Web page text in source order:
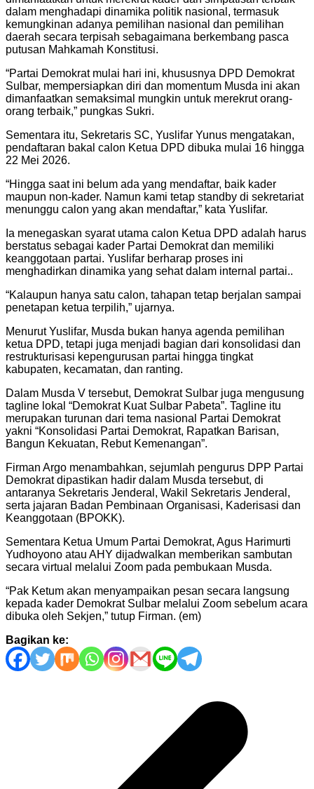
dalam menghadapi dinamika politik nasional, termasuk
kemungkinan adanya pemilihan nasional dan pemilihan
daerah secara terpisah sebagaimana berkembang pasca
putusan Mahkamah Konstitusi.
“Partai Demokrat mulai hari ini, khususnya DPD Demokrat
Sulbar, mempersiapkan diri dan momentum Musda ini akan
dimanfaatkan semaksimal mungkin untuk merekrut orang-
orang terbaik,” pungkas Sukri.
Sementara itu, Sekretaris SC, Yuslifar Yunus mengatakan,
pendaftaran bakal calon Ketua DPD dibuka mulai 16 hingga
22 Mei 2026.
“Hingga saat ini belum ada yang mendaftar, baik kader
maupun non-kader. Namun kami tetap standby di sekretariat
menunggu calon yang akan mendaftar,” kata Yuslifar.
Ia menegaskan syarat utama calon Ketua DPD adalah harus
berstatus sebagai kader Partai Demokrat dan memiliki
keanggotaan partai. Yuslifar berharap proses ini
menghadirkan dinamika yang sehat dalam internal partai..
“Kalaupun hanya satu calon, tahapan tetap berjalan sampai
penetapan ketua terpilih,” ujarnya.
Menurut Yuslifar, Musda bukan hanya agenda pemilihan
ketua DPD, tetapi juga menjadi bagian dari konsolidasi dan
restrukturisasi kepengurusan partai hingga tingkat
kabupaten, kecamatan, dan ranting.
Dalam Musda V tersebut, Demokrat Sulbar juga mengusung
tagline lokal “Demokrat Kuat Sulbar Pabeta”. Tagline itu
merupakan turunan dari tema nasional Partai Demokrat
yakni “Konsolidasi Partai Demokrat, Rapatkan Barisan,
Bangun Kekuatan, Rebut Kemenangan”.
Firman Argo menambahkan, sejumlah pengurus DPP Partai
Demokrat dipastikan hadir dalam Musda tersebut, di
antaranya Sekretaris Jenderal, Wakil Sekretaris Jenderal,
serta jajaran Badan Pembinaan Organisasi, Kaderisasi dan
Keanggotaan (BPOKK).
Sementara Ketua Umum Partai Demokrat, Agus Harimurti
Yudhoyono atau AHY dijadwalkan memberikan sambutan
secara virtual melalui Zoom pada pembukaan Musda.
“Pak Ketum akan menyampaikan pesan secara langsung
kepada kader Demokrat Sulbar melalui Zoom sebelum acara
dibuka oleh Sekjen,” tutup Firman. (em)
Bagikan ke: